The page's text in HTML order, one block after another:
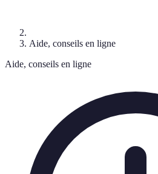
Aide, conseils en ligne
Aide, conseils en ligne